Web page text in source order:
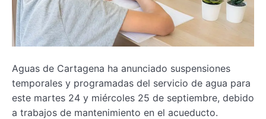
Aguas de Cartagena ha anunciado suspensiones
temporales y programadas del servicio de agua para
este martes 24 y miércoles 25 de septiembre, debido
a trabajos de mantenimiento en el acueducto.